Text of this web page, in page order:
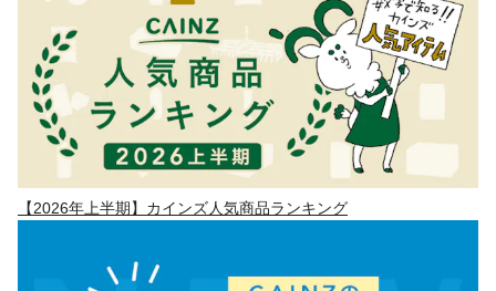
【2026年上半期】カインズ人気商品ランキング